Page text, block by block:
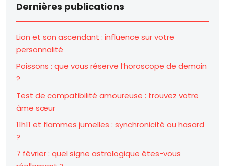
Dernières publications
Lion et son ascendant : influence sur votre
personnalité
Poissons : que vous réserve l’horoscope de demain
?
Test de compatibilité amoureuse : trouvez votre
âme sœur
11h11 et flammes jumelles : synchronicité ou hasard
?
7 février : quel signe astrologique êtes-vous